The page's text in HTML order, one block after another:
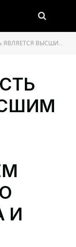
ДОСТИЖЕНИЕМ ТАДЖИКСКОГО ГОСУДАРСТВА И НАЦИИ
И